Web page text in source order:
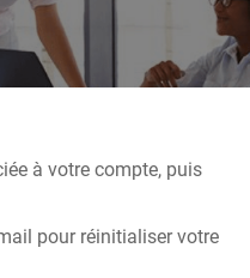
à votre compte, puis
pour réinitialiser votre